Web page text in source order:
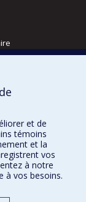
et de
témoins
et la
vos
à notre
à vos besoins.